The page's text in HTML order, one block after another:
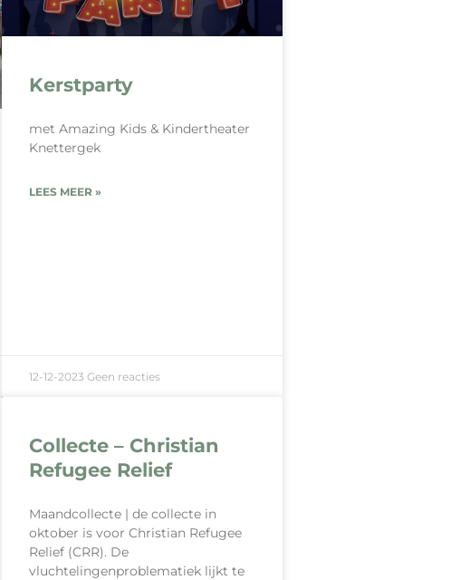
Kerstparty
met Amazing Kids & Kindertheater
Knettergek
LEES MEER »
12-12-2023 Geen reacties
Collecte – Christian
Refugee Relief
Maandcollecte | de collecte in
oktober is voor Christian Refugee
Relief (CRR). De
vluchtelingenproblematiek lijkt te